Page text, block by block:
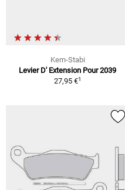
Kern-Stabi
Levier D' Extension Pour 2039
27,95 €1